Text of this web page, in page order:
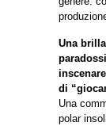
Una
di
Una
polar